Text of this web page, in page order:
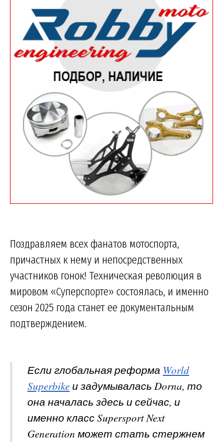
Поздравляем всех фанатов мотоспорта,
причастных к нему и непосредственных
участников гонок! Техническая революция в
мировом «Суперспорте» состоялась, и именно
сезон 2025 года станет ее документальным
подтверждением.
Если глобальная реформа World
Superbike и задумывалась Dorna, то
она началась здесь и сейчас, и
именно класс Supersport Next
Generation может стать стержнем